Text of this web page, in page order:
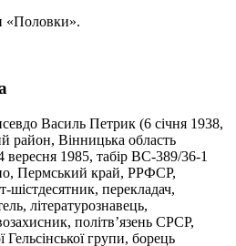
«Половки».
Василь Петрик (6 січня 1938,
район, Вінницька область
1985, табір ВС-389/36-1
Пермський край, РРФСР,
перекладач,
літературознавець,
політв’язень СРСР,
Гельсінської групи, борець